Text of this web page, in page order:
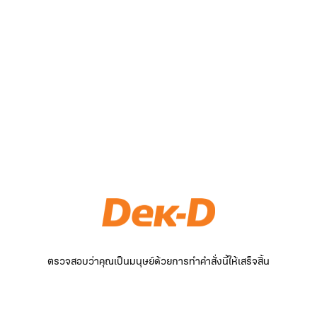
ตรวจสอบว่าคุณเป็นมนุษย์ด้วยการทำคำสั่งนี้ให้เสร็จสิ้น